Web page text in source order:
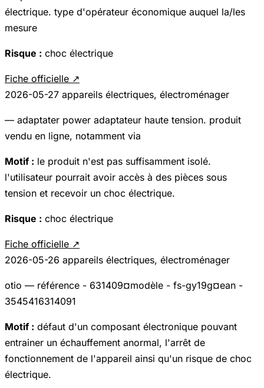
électrique. type d'opérateur économique auquel la/les
mesure
Risque : choc électrique
Fiche officielle ↗
2026-05-27 appareils électriques, électroménager
— adaptater power adaptateur haute tension. produit
vendu en ligne, notamment via
Motif : le produit n'est pas suffisamment isolé.
l'utilisateur pourrait avoir accès à des pièces sous
tension et recevoir un choc électrique.
Risque : choc électrique
Fiche officielle ↗
2026-05-26 appareils électriques, électroménager
otio — référence - 631409¤modèle - fs-gy19g¤ean -
3545416314091
Motif : défaut d'un composant électronique pouvant
entrainer un échauffement anormal, l'arrêt de
fonctionnement de l'appareil ainsi qu'un risque de choc
électrique.